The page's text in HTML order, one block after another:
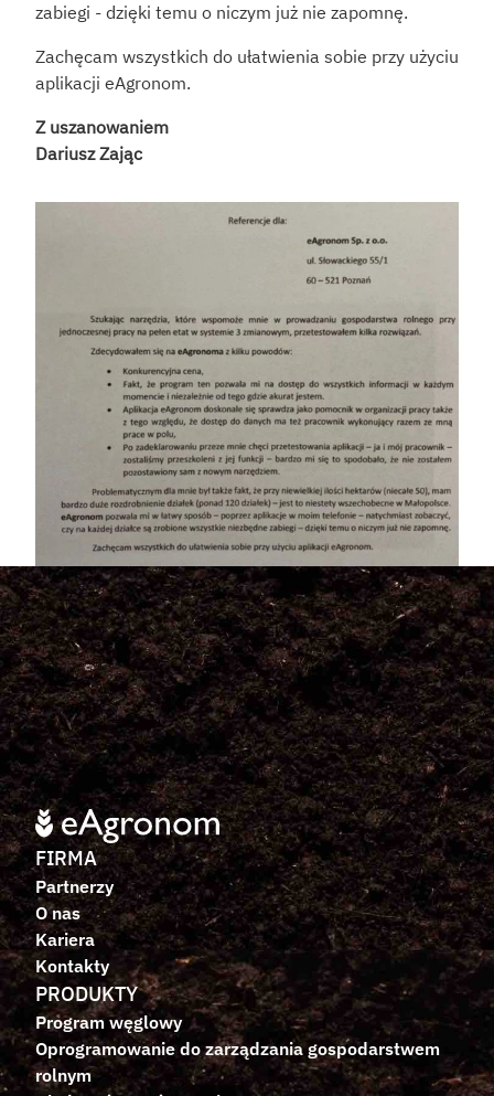
zabiegi - dzięki temu o niczym już nie zapomnę.
Zachęcam wszystkich do ułatwienia sobie przy użyciu
aplikacji eAgronom.
Z uszanowaniem
Dariusz Zając
FIRMA
Partnerzy
O nas
Kariera
Kontakty
PRODUKTY
Program węglowy
Oprogramowanie do zarządzania gospodarstwem
rolnym